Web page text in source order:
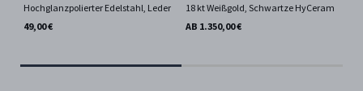
Hochglanzpolierter Edelstahl, Leder
49,00 €
18 kt Weißgold, Schwartze HyCeram
AB 1.350,00 €